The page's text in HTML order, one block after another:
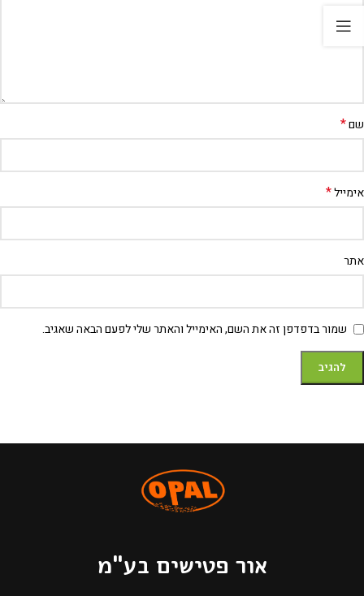
שם*
אימייל*
אתר
שמור בדפדפן זה את השם, האימייל והאתר שלי לפעם הבאה שאגיב.
אור פטישים בע"מ